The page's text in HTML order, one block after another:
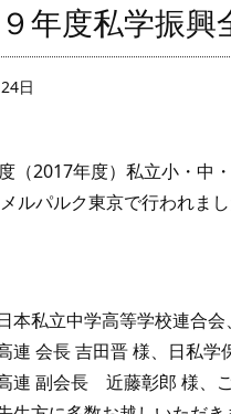
年度私学振興
日
（2017年度）私立小・中
ルパルク東京で行われまし
本私立中学高等学校連合
連 会長 吉田晋 様、日私
連 副会長 近藤彰郎 様、